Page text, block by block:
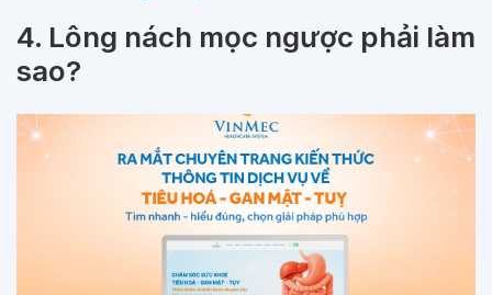
4. Lông nách mọc ngược phải làm
sao?